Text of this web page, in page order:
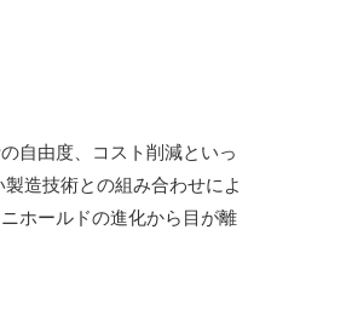
自由度、コスト削減といっ
造技術との組み合わせによ
ホールドの進化から目が離